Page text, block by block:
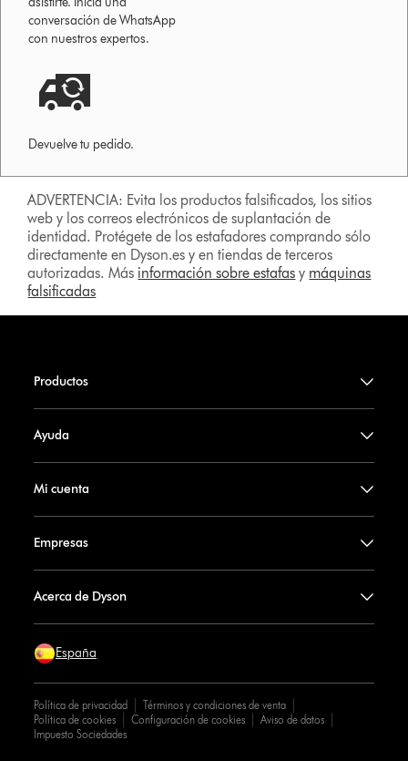
conversación de WhatsApp
con nuestros expertos.
Devuelve tu pedido.
ADVERTENCIA: Evita los productos falsificados, los sitios
web y los correos electrónicos de suplantación de
identidad. Protégete de los estafadores comprando sólo
directamente en Dyson.es y en tiendas de terceros
autorizadas. Más información sobre estafas y máquinas
falsificadas
Productos
Ayuda
Mi cuenta
Empresas
Acerca de Dyson
España
Política de privacidad
Términos y condiciones de venta
Política de cookies
Configuración de cookies
Aviso de datos
Impuesto Sociedades